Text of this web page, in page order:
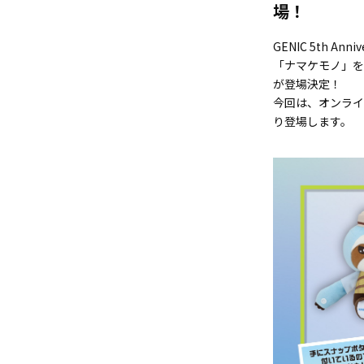
場！
GENIC 5th
「ナマケモノ」
が登場決定！
今回は、オンラ
り登場します。